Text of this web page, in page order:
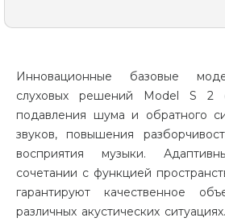
Инновационные базовые
слуховых решений Model S 2
подавления шума и обратного
звуков, повышения
восприятия музыки.
сочетании с функцией
гарантируют качественное
различных акустических